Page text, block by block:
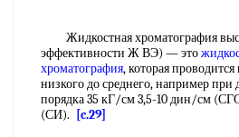
Жидкостная хроматография
эффективности Ж ВЭ) — это
хроматография, которая
низкого до среднего, например при
порядка 35 кГ/см 3,5-10 дин/см
(СИ).
[c.29]